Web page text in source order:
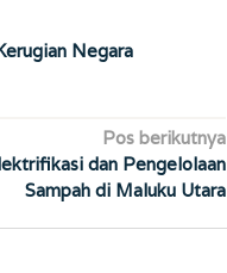
Negara
Pos berikutnya
dan Pengelolaan
Sampah di Maluku Utara